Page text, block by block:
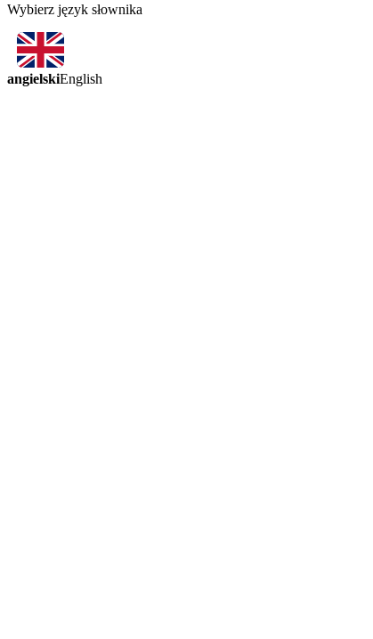
Wybierz język słownika
angielskiEnglish